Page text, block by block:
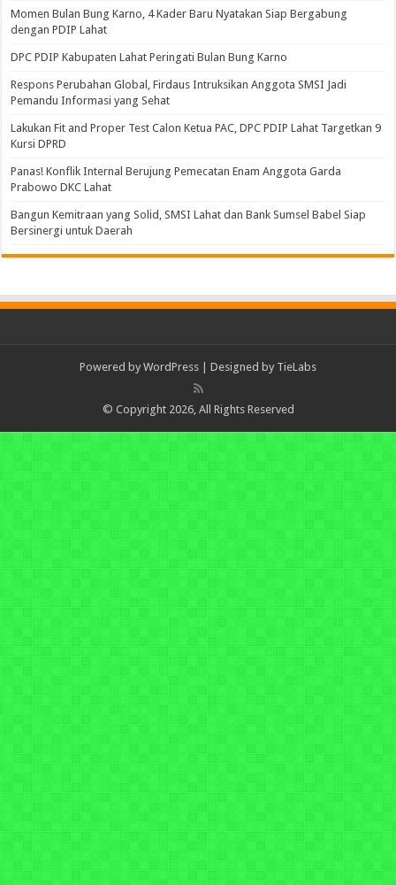
Momen Bulan Bung Karno, 4 Kader Baru Nyatakan Siap Bergabung
dengan PDIP Lahat
DPC PDIP Kabupaten Lahat Peringati Bulan Bung Karno
Respons Perubahan Global, Firdaus Intruksikan Anggota SMSI Jadi
Pemandu Informasi yang Sehat
Lakukan Fit and Proper Test Calon Ketua PAC, DPC PDIP Lahat Targetkan 9
Kursi DPRD
Panas! Konflik Internal Berujung Pemecatan Enam Anggota Garda
Prabowo DKC Lahat
Bangun Kemitraan yang Solid, SMSI Lahat dan Bank Sumsel Babel Siap
Bersinergi untuk Daerah
Powered by WordPress | Designed by TieLabs
© Copyright 2026, All Rights Reserved